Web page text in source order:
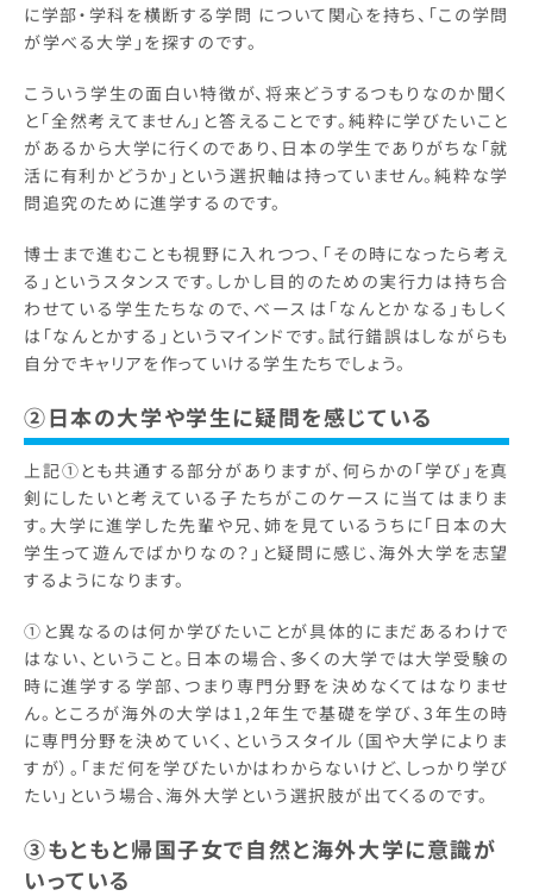
に学部・学科を横断する学問 について関心を持ち、「この学問
が学べる大学」を探すのです。
こういう学生の面白い特徴が、将来どうするつもりなのか聞く
と「全然考えてません」と答えることです。純粋に学びたいこと
があるから大学に行くのであり、日本の学生でありがちな「就
活に有利かどうか」という選択軸は持っていません。純粋な学
問追究のために進学するのです。
博士まで進むことも視野に入れつつ、「その時になったら考え
る」というスタンスです。しかし目的のための実行力は持ち合
わせている学生たちなので、ベースは「なんとかなる」もしく
は「なんとかする」というマインドです。試行錯誤はしながらも
自分でキャリアを作っていける学生たちでしょう。
②日本の大学や学生に疑問を感じている
上記①とも共通する部分がありますが、何らかの「学び」を真
剣にしたいと考えている子たちがこのケースに当てはまりま
す。大学に進学した先輩や兄、姉を見ているうちに「日本の大
学生って遊んでばかりなの？」と疑問に感じ、海外大学を志望
するようになります。
①と異なるのは何か学びたいことが具体的にまだあるわけで
はない、ということ。日本の場合、多くの大学では大学受験の
時に進学する学部、つまり専門分野を決めなくてはなりませ
ん。ところが海外の大学は1,2年生で基礎を学び、3年生の時
に専門分野を決めていく、というスタイル（国や大学によりま
すが）。「まだ何を学びたいかはわからないけど、しっかり学び
たい」という場合、海外大学という選択肢が出てくるのです。
③もともと帰国子女で自然と海外大学に意識が
いっている